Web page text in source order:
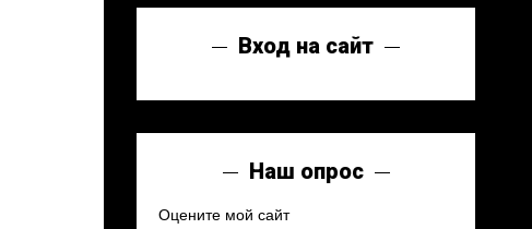
Вход на сайт
Наш опрос
Оцените мой сайт